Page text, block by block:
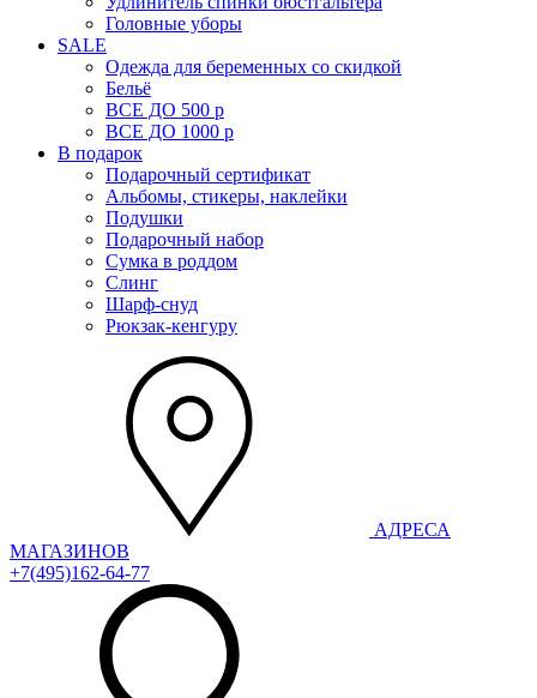
Головные уборы
SALE
Одежда для беременных со скидкой
Бельё
ВСЕ ДО 500 р
ВСЕ ДО 1000 р
В подарок
Подарочный сертификат
Альбомы, стикеры, наклейки
Подушки
Подарочный набор
Сумка в роддом
Слинг
Шарф-снуд
Рюкзак-кенгуру
АДРЕСА
МАГАЗИНОВ
+7(495)162-64-77